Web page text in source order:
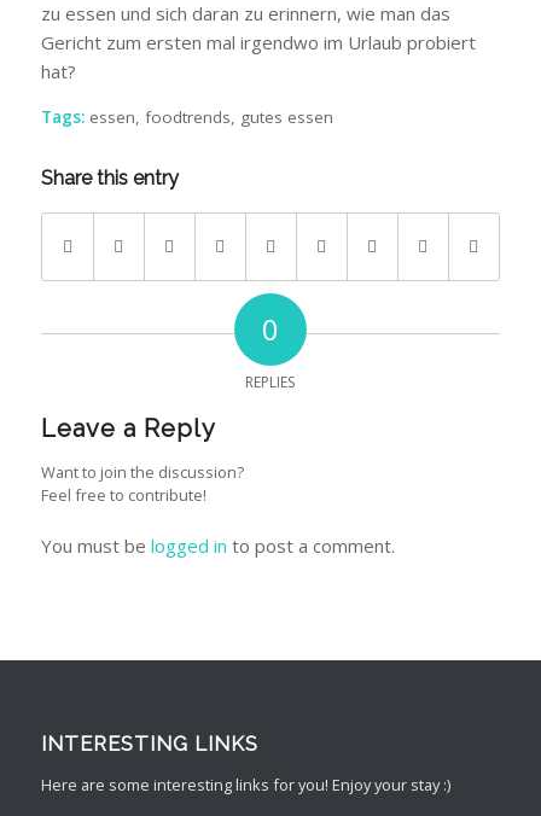
zu essen und sich daran zu erinnern, wie man das
Gericht zum ersten mal irgendwo im Urlaub probiert
hat?
Tags: essen, foodtrends, gutes essen
Share this entry
0
REPLIES
Leave a Reply
Want to join the discussion?
Feel free to contribute!
You must be logged in to post a comment.
INTERESTING LINKS
Here are some interesting links for you! Enjoy your stay :)